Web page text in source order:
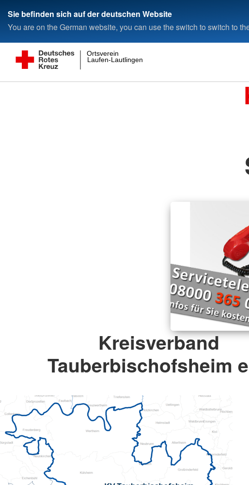
Sie befinden sich auf der deutschen Website
You are on the German website, you can use the switch to switch to
Laufen-Lautlingen
Ortsverein
Kreisverband
Tauberbischofsheim